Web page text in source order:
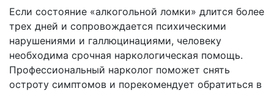
Если состояние «алкогольной ломки» длится более
трех дней и сопровождается психическими
нарушениями и галлюцинациями, человеку
необходима срочная наркологическая помощь.
Профессиональный нарколог поможет снять
остроту симптомов и порекомендует обратиться в